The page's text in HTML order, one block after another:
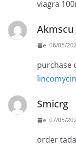
viagra
Akmscu
el 06/05/
purchase
Smicrg
el 07/05/
order